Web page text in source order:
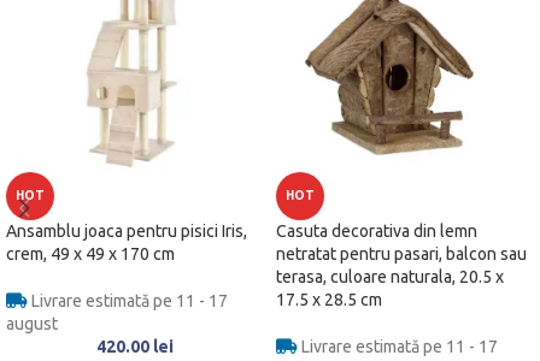
HOT
Ansamblu joaca pentru pisici Iris,
crem, 49 x 49 x 170 cm
Livrare estimată pe 11 - 17
august
420.00 lei
HOT
Casuta decorativa din lemn
netratat pentru pasari, balcon sau
terasa, culoare naturala, 20.5 x
17.5 x 28.5 cm
Livrare estimată pe 11 - 17